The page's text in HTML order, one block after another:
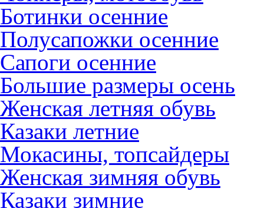
Ботинки осенние
Полусапожки осенние
Сапоги осенние
Большие размеры осень
Женская летняя обувь
Казаки летние
Мокасины, топсайдеры
Женская зимняя обувь
Казаки зимние